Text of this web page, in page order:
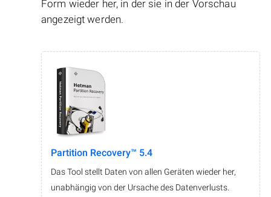
Form wieder her, in der sie in der Vorschau
angezeigt werden.
Partition Recovery™ 5.4
Das Tool stellt Daten von allen Geräten wieder her,
unabhängig von der Ursache des Datenverlusts.